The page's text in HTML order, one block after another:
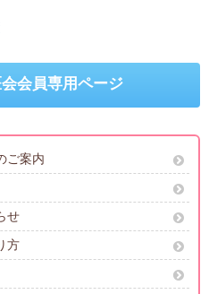
会会員専用ページ
ご案内
せ
方